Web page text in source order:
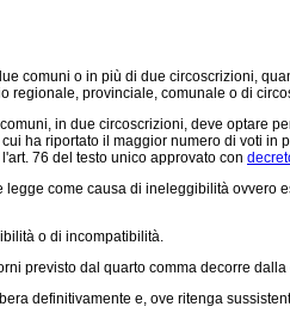
o in più di due circoscrizioni,
regionale, provinciale, comunale o di
in due circoscrizioni, deve optare
ha riportato il maggior numero di voti
76 del testo unico approvato con
come causa di ineleggibilità ovvero
o di incompatibilità.
previsto dal quarto comma decorre
definitivamente e, ove ritenga